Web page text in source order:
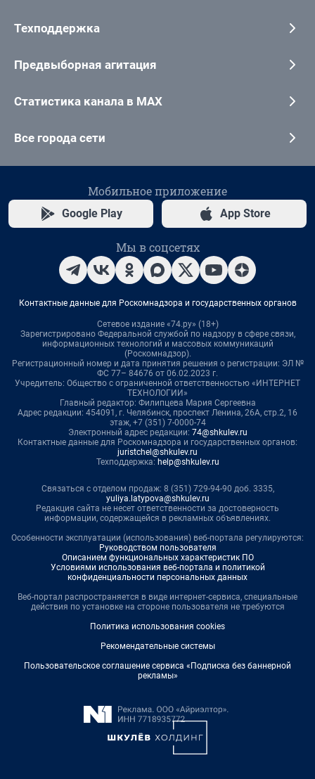
Техподдержка
Предвыборная агитация
Статистика канала в MAX
Все города сети
Мобильное приложение
Google Play App Store
Мы в соцсетях
Контактные данные для Роскомнадзора и государственных органов
Сетевое издание «74.ру» (18+)
Зарегистрировано Федеральной службой по надзору в сфере связи,
информационных технологий и массовых коммуникаций
(Роскомнадзор).
Регистрационный номер и дата принятия решения о регистрации: ЭЛ №
ФС 77– 84676 от 06.02.2023 г.
Учредитель: Общество с ограниченной ответственностью «ИНТЕРНЕТ
ТЕХНОЛОГИИ»
Главный редактор: Филипцева Мария Сергеевна
Адрес редакции: 454091, г. Челябинск, проспект Ленина, 26А, стр.2, 16
этаж, +7 (351) 7-0000-74
Электронный адрес редакции: 74@shkulev.ru
Контактные данные для Роскомнадзора и государственных органов:
juristchel@shkulev.ru
Техподдержка: help@shkulev.ru
Связаться с отделом продаж: 8 (351) 729-94-90 доб. 3335,
yuliya.latypova@shkulev.ru
Редакция сайта не несет ответственности за достоверность
информации, содержащейся в рекламных объявлениях.
Особенности эксплуатации (использования) веб-портала регулируются:
Руководством пользователя
Описанием функциональных характеристик ПО
Условиями использования веб-портала и политикой
конфиденциальности персональных данных
Веб-портал распространяется в виде интернет-сервиса, специальные
действия по установке на стороне пользователя не требуются
Политика использования cookies
Рекомендательные системы
Пользовательское соглашение сервиса «Подписка без баннерной
рекламы»